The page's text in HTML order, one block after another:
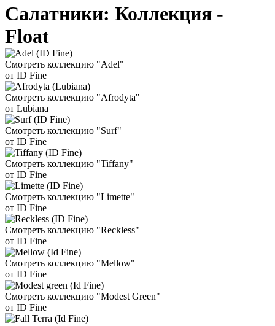
Салатники: Коллекция -
Float
Смотреть коллекцию "Adel"
от ID Fine
Смотреть коллекцию "Afrodyta"
от Lubiana
Смотреть коллекцию "Surf"
от ID Fine
Смотреть коллекцию "Tiffany"
от ID Fine
Смотреть коллекцию "Limette"
от ID Fine
Смотреть коллекцию "Reckless"
от ID Fine
Смотреть коллекцию "Mellow"
от ID Fine
Смотреть коллекцию "Modest Green"
от ID Fine